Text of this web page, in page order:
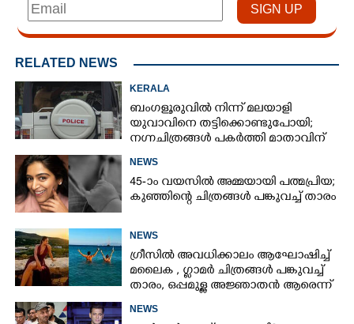
RELATED NEWS
KERALA
ബംഗളൂരുവിൽ നിന്ന് മലയാളി
യുവാവിനെ തട്ടിക്കൊണ്ടുപോയി;
നഗ്നചിത്രങ്ങൾ പകർത്തി മാതാവിന്
NEWS
45-ാം വയസിൽ അമ്മയായി പത്മപ്രിയ;
കുഞ്ഞിന്റെ ചിത്രങ്ങൾ പങ്കുവച്ച് താരം
NEWS
ഗ്രീസിൽ അവധിക്കാലം ആഘോഷിച്ച്
മലൈക ,​ ഗ്ലാമർ ചിത്രങ്ങൾ പങ്കുവച്ച്
താരം,​ ഒപ്പമുള്ള അജ്ഞാതൻ ആരെന്ന്
NEWS